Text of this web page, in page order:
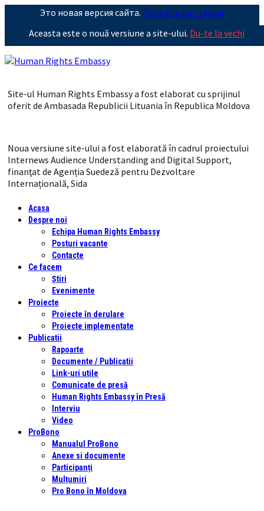
Это новая версия сайта. Перейти на старую
Aceasta este o nouă versiune a site-ului. Du-te la vechi
Site-ul Human Rights Embassy a fost elaborat cu sprijinul
oferit de Ambasada Republicii Lituania în Republica Moldova
Noua versiune site-ului a fost elaborată în cadrul proiectului
Internews Audience Understanding and Digital Support,
finanţat de Agenția Suedeză pentru Dezvoltare
Internațională, Sida
Acasa
Despre noi
Echipa Human Rights Embassy
Posturi vacante
Contacte
Ce facem
Știri
Evenimente
Proiecte
Proiecte în derulare
Proiecte implementate
Publicatii
Rapoarte
Documente / Publicatii
Link-uri utile
Comunicate de presă
Human Rights Embassy în Presă
Interviu
Video
ProBono
Manualul ProBono
Anexe si documente
Participanți
Mulțumiri
Pro Bono în Moldova